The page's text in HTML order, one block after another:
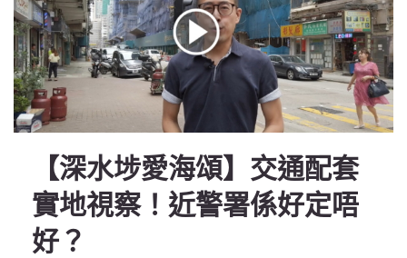
【深水埗愛海頌】交通配套
實地視察！近警署係好定唔
好？